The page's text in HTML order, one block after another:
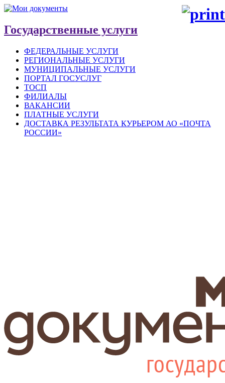
Государственные услуги
ФЕДЕРАЛЬНЫЕ УСЛУГИ
РЕГИОНАЛЬНЫЕ УСЛУГИ
МУНИЦИПАЛЬНЫЕ УСЛУГИ
ПОРТАЛ ГОСУСЛУГ
ТОСП
ФИЛИАЛЫ
ВАКАНСИИ
ПЛАТНЫЕ УСЛУГИ
ДОСТАВКА РЕЗУЛЬТАТА КУРЬЕРОМ АО «ПОЧТА
РОССИИ»